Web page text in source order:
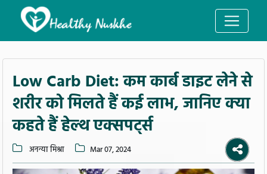
Low Carb Diet: कम कार्ब डाइट लेने से
शरीर को मिलते हैं कई लाभ, जानिए क्या
कहते हैं हेल्थ एक्सपर्ट्स
अनन्या मिश्रा Mar 07, 2024